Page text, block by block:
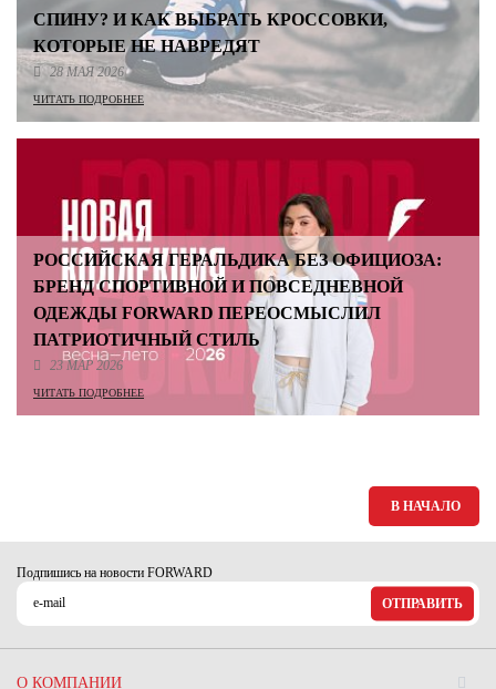
СПИНУ? И КАК ВЫБРАТЬ КРОССОВКИ,
КОТОРЫЕ НЕ НАВРЕДЯТ
28 МАЯ 2026
ЧИТАТЬ ПОДРОБНЕЕ
РОССИЙСКАЯ ГЕРАЛЬДИКА БЕЗ ОФИЦИОЗА:
БРЕНД СПОРТИВНОЙ И ПОВСЕДНЕВНОЙ
ОДЕЖДЫ FORWARD ПЕРЕОСМЫСЛИЛ
ПАТРИОТИЧНЫЙ СТИЛЬ
23 МАР 2026
ЧИТАТЬ ПОДРОБНЕЕ
В НАЧАЛО
Подпишись на новости FORWARD
ОТПРАВИТЬ
О КОМПАНИИ